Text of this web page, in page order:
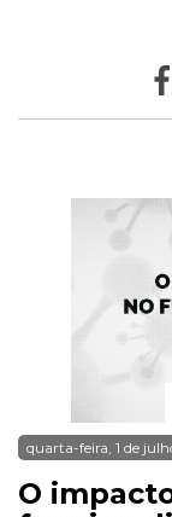
quarta-feira, 1 de
O